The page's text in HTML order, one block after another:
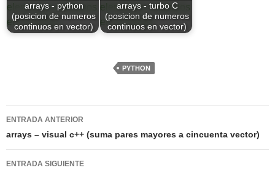
arrays - python
(posicion de numeros
continuos en vector)
arrays - turbo C
(posicion de numeros
continuos en vector)
PYTHON
Navegación
de
entradas
ENTRADA ANTERIOR
arrays – visual c++ (suma pares mayores a cincuenta vector)
ENTRADA SIGUIENTE